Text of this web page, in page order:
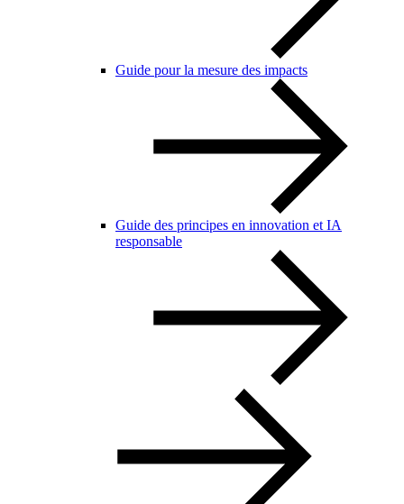
Guide pour la mesure des impacts
Guide des principes en innovation et IA
responsable